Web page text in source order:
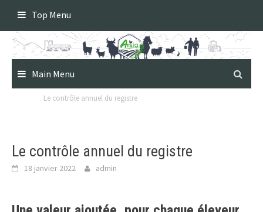
content
Top Menu
Main Menu
Le contrôle annuel du registre
Le contrôle annuel du registre
18 janvier 2022 admin